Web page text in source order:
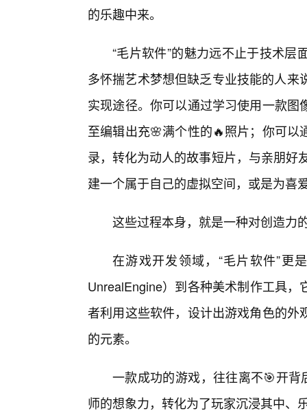
的乐趣中来。
“毛片软件”的魅力远不止于技术
多怀揣艺术梦想但缺乏专业技能的人
实现途径。你可以通过学习使用一款
至编辑出充🌸满个性的🔥照片；你可
录，转化为动人的故事短片，与亲朋好
建一个属于自己的虚拟空间，或是为喜
这些过程本身，就是一种对创造力
在游戏开发领域，“毛片软件”更
UnrealEngine）到各种美术制作工具
者利用这些软件，设计出游戏角色的
的元素。
一款成功的游戏，往往离不🎯开背
师的想象力，转化为了玩家沉浸其中、